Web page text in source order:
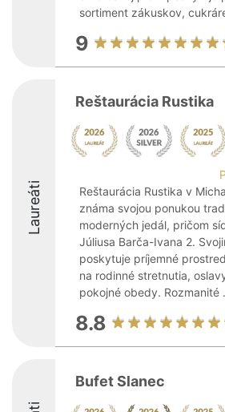
sortiment zákuskov,
9
Laureáti
Reštaurácia Rustika
Reštaurácia Rustika v
známa svojou ponukou
moderných jedál, pričom
Júliusa Barča-Ivana 2.
poskytuje príjemné
na rodinné stretnutia,
pokojné obedy. Rozmanité
8.8
Bufet Slanec